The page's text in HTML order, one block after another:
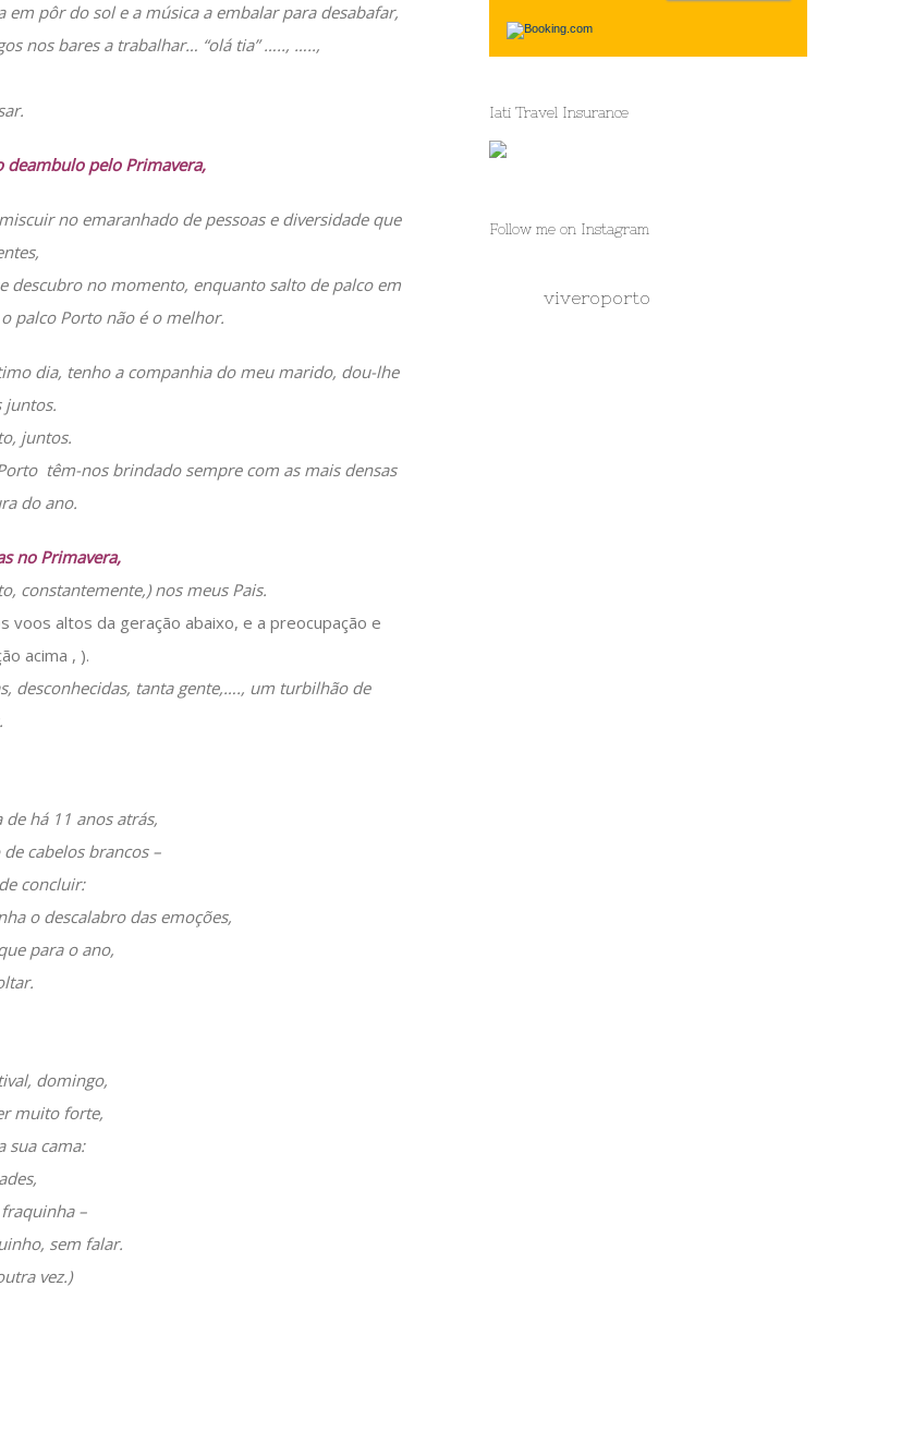
pôr do sol e a música a embalar para desabafar,
nos bares a trabalhar… “olá tia” ….., …..,
deambulo pelo Primavera,
no emaranhado de pessoas e diversidade que
descubro no momento, enquanto salto de palco em
palco Porto não é o melhor.
dia, tenho a companhia do meu marido, dou-lhe
juntos.
juntos.
têm-nos brindado sempre com as mais densas
do ano.
no Primavera,
constantemente,) nos meus Pais.
voos altos da geração abaixo, e a preocupação e
acima , ).
desconhecidas, tanta gente,…., um turbilhão de
de há 11 anos atrás,
cabelos brancos –
concluir:
o descalabro das emoções,
para o ano,
domingo,
muito forte,
sua cama:
–
sem falar.
vez.)
Iati Travel Insurance
Follow me on Instagram
viveroporto